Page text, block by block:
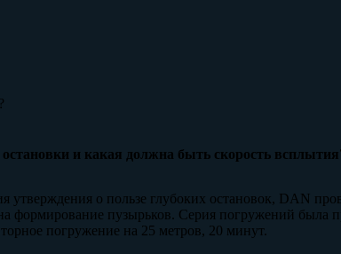
и какая должна быть скорость
утверждения о пользе глубоких остановок, DAN
формирование пузырьков. Серия погружений была
погружение на 25 метров, 20 минут.